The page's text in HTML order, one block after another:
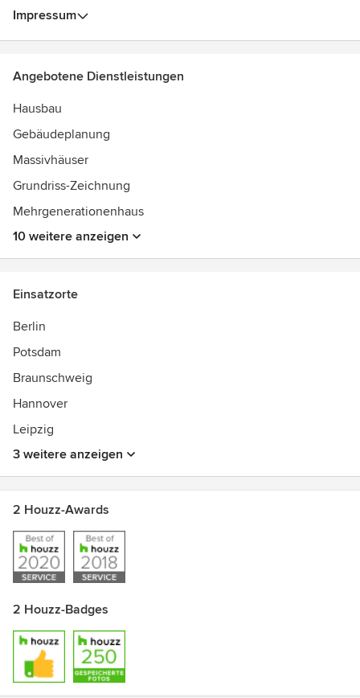
Preisträger Bauwerk des Jahres 2010 mit der Villa M in
Impressum
Angebotene Dienstleistungen
Hausbau
Gebäudeplanung
Massivhäuser
Grundriss-Zeichnung
Mehrgenerationenhaus
10 weitere anzeigen
Einsatzorte
Berlin
Potsdam
Braunschweig
Hannover
Leipzig
3 weitere anzeigen
2 Houzz-Awards
2 Houzz-Badges